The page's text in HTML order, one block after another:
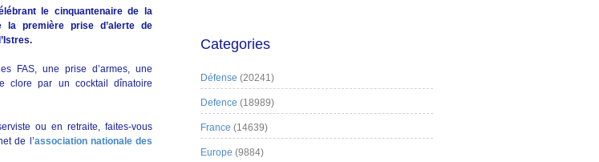
le cinquantenaire de la
la première prise d’alerte de
FAS, une prise d’armes, une
clore par un cocktail dînatoire
ou en retraite, faites-vous
de l’association nationale des
Categories
Défense (20241)
Defence (18989)
France (14639)
Europe (9884)